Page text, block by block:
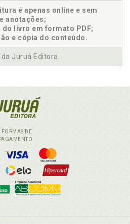
é apenas online e sem
anotações;
do livro em formato PDF;
e cópia do conteúdo.
Juruá Editora.
FORMAS DE
PAGAMENTO